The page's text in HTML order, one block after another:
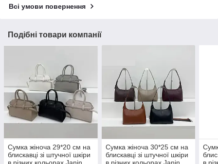
Всі умови повернення
Подібні товари компанії
Сумка жіноча 29*20 см на
блискавці зі штучної шкіри
Сумка жіноча 30*25 см на
блискавці зі штучної шкіри